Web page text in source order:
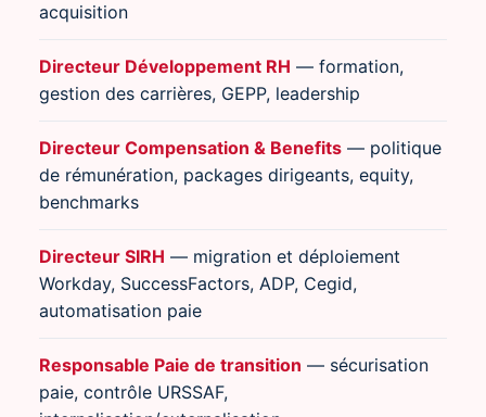
acquisition
Directeur Développement RH — formation,
gestion des carrières, GEPP, leadership
Directeur Compensation & Benefits — politique
de rémunération, packages dirigeants, equity,
benchmarks
Directeur SIRH — migration et déploiement
Workday, SuccessFactors, ADP, Cegid,
automatisation paie
Responsable Paie de transition — sécurisation
paie, contrôle URSSAF,